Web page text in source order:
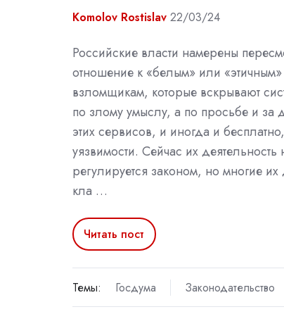
Komolov Rostislav 22/03/24
Российские власти намерены
отношение к «белым» или
взломщикам, которые вскрывают
по злому умыслу, а по просьбе и за
этих сервисов, и иногда и
уязвимости. Сейчас их деятельность
регулируется законом, но многие их
кла …
Читать пост
Темы: Госдума Законодательство